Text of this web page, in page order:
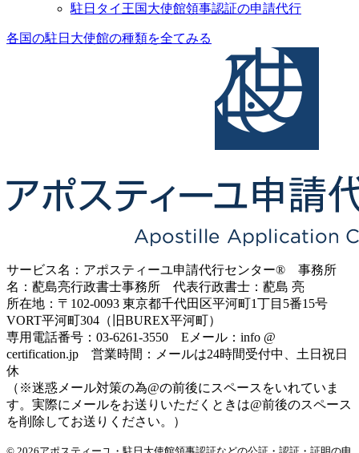
駐日タイ王国大使館領事認証の申請代行
各国の駐日大使館の種類を全てみる
サービス名：アポスティーユ申請代行センター® 事務所
名：蓜島亮行政書士事務所 代表行政書士：蓜島 亮
所在地：〒102-0093 東京都千代田区平河町1丁目5番15号
VORT平河町304（旧BUREX平河町）
専用電話番号：03-6261-3550 Eメール：info @
certification.jp 営業時間：メールは24時間受付中、土日祝日
休
（※迷惑メール対策の為@の前後にスペースをいれていま
す。実際にメールをお送りいただくときは@前後のスペース
を削除してお送りください。）